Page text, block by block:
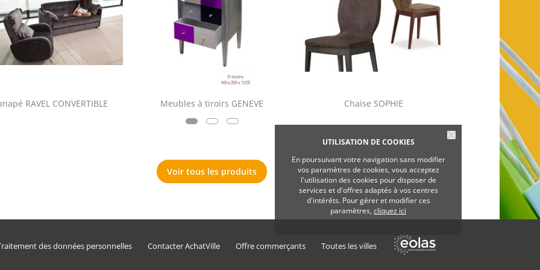
UTILISATION DE COOKIES
En poursuivant votre navigation sans modifier
vos paramètres de cookies, vous acceptez
l'utilisation des cookies pour disposer de
services et d'offres adaptés à vos centres
d'intérêts. Pour gérer et modifier ces
paramètres, cliquez ici
RAVEL CONVERTIBLE Meubles à tiroirs GENEVE Chaise SOPHIE Chaise
Voir tous les produits
des données personnelles Contacter AchatVille Offre commerçants Toutes les villes